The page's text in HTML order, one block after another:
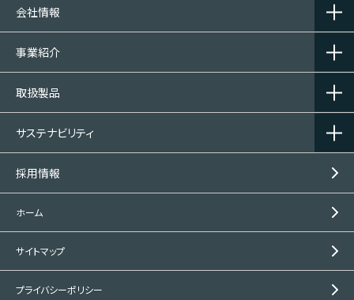
会社情報
事業紹介
取扱製品
サステナビリティ
採用情報
ホーム
サイトマップ
プライバシーポリシー